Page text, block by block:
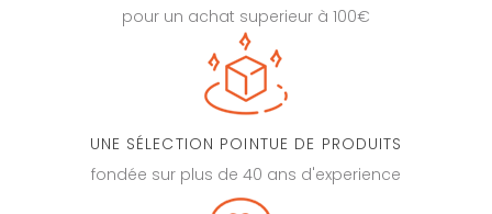
pour un achat superieur à 100€
UNE SÉLECTION POINTUE DE PRODUITS
fondée sur plus de 40 ans d'experience